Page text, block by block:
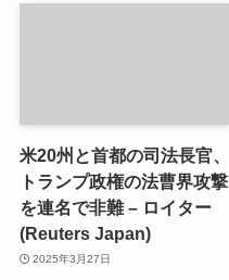
米20州と首都の司法長官、
トランプ政権の法曹界攻撃
を連名で非難 – ロイター
(Reuters Japan)
2025年3月27日